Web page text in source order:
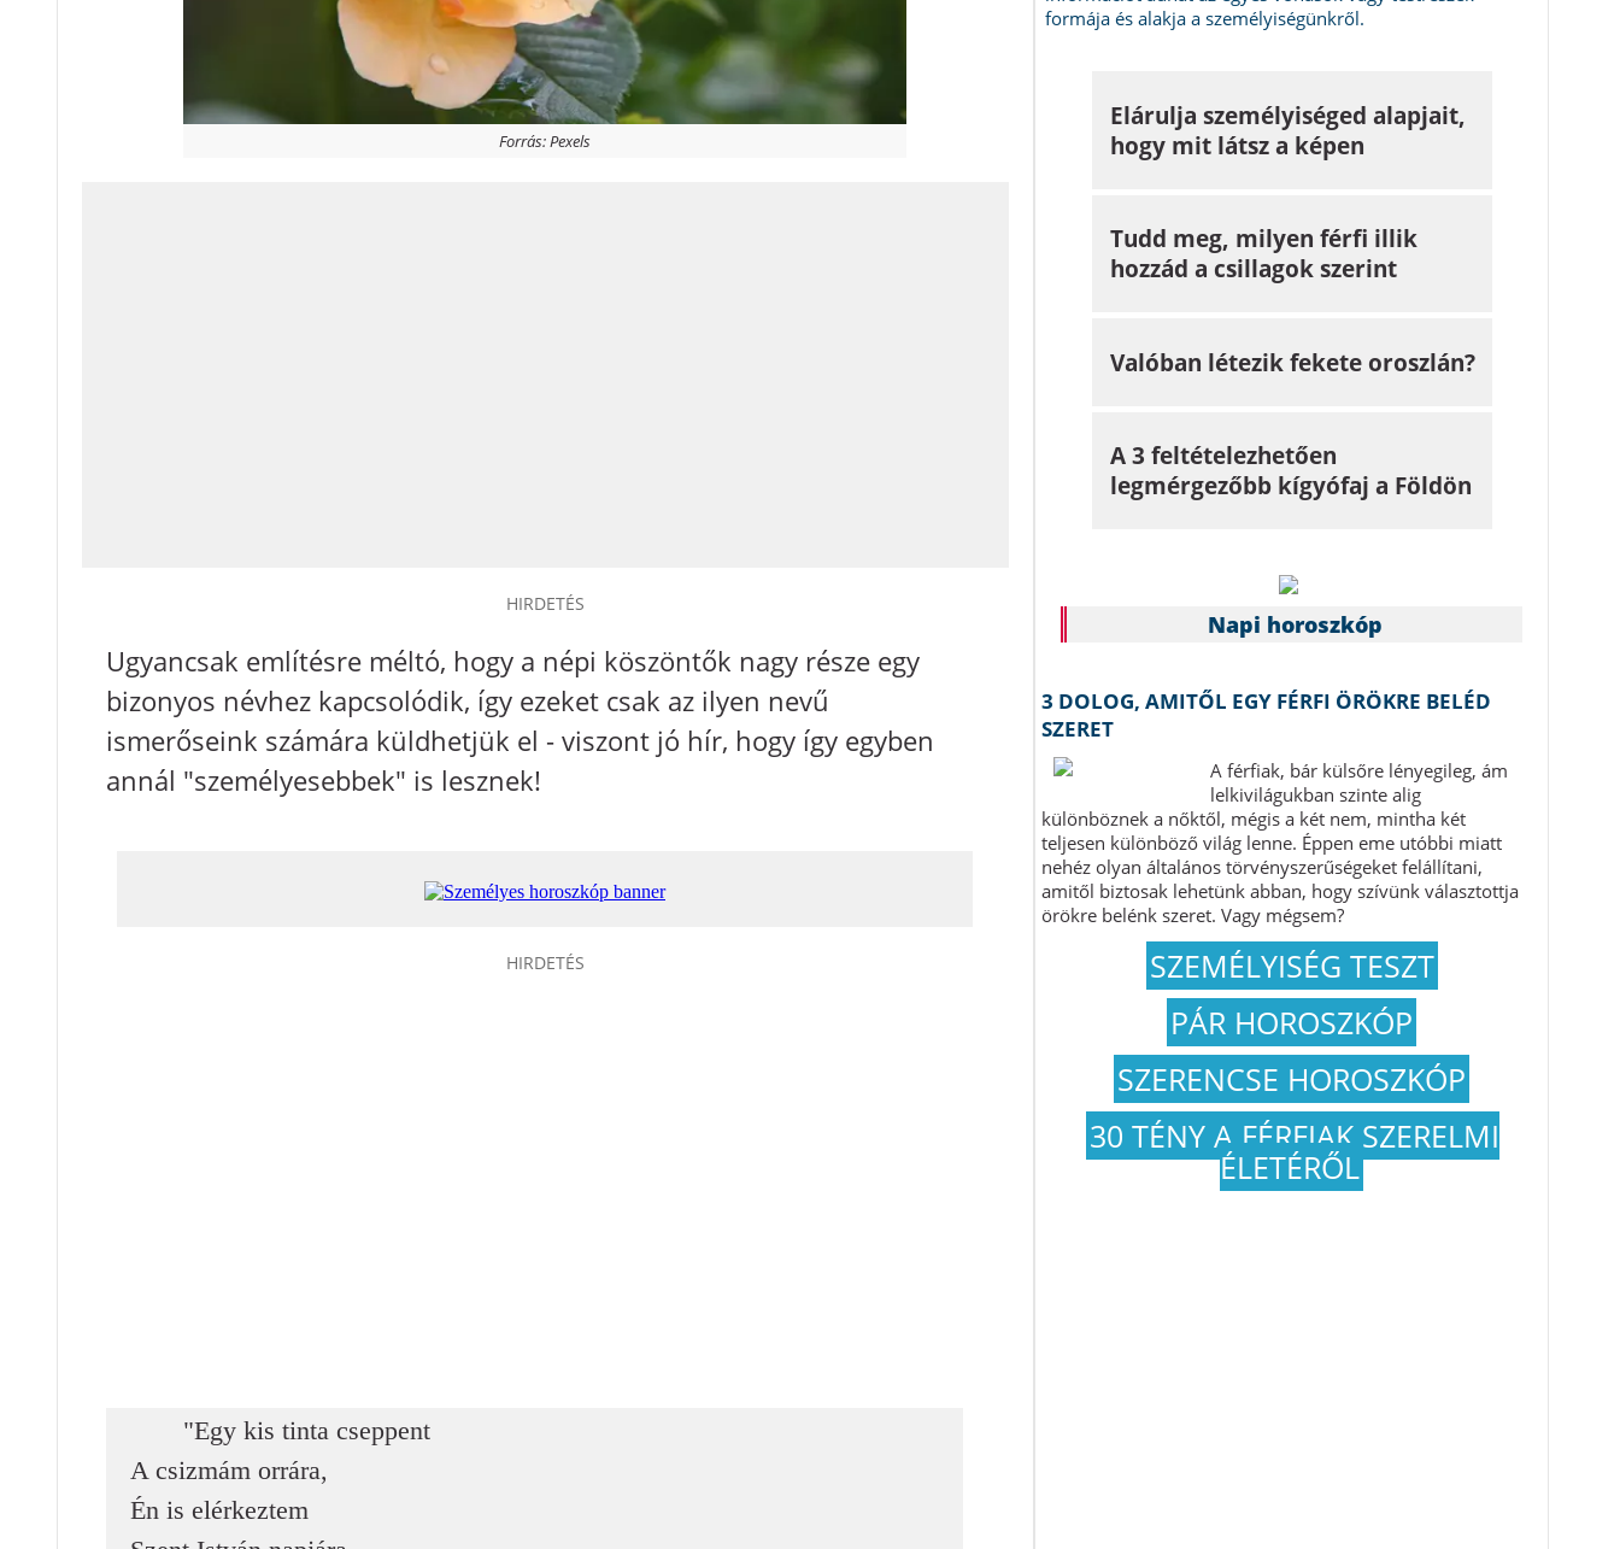
Forrás: Pexels
HIRDETÉS
Ugyancsak említésre méltó, hogy a népi köszöntők nagy része egy
bizonyos névhez kapcsolódik, így ezeket csak az ilyen nevű
ismerőseink számára küldhetjük el - viszont jó hír, hogy így egyben
annál "személyesebbek" is lesznek!
"Egy kis tinta cseppent
A csizmám orrára,
Én is elérkeztem